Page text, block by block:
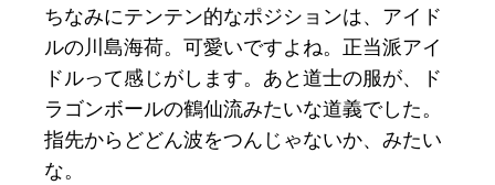
ちなみにテンテン的なポジションは、アイド
ルの川島海荷。可愛いですよね。正当派アイ
ドルって感じがします。あと道士の服が、ド
ラゴンボールの鶴仙流みたいな道義でした。
指先からどどん波をつんじゃないか、みたい
な。